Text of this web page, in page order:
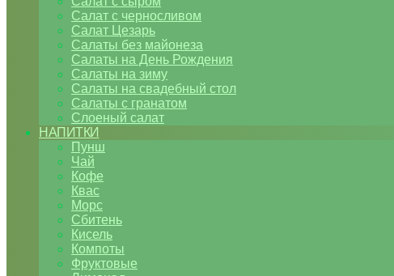
Салат с черносливом
Салат Цезарь
Салаты без майонеза
Салаты на День Рождения
Салаты на зиму
Салаты на свадебный стол
Салаты с гранатом
Слоеный салат
НАПИТКИ
Пунш
Чай
Кофе
Квас
Морс
Сбитень
Кисель
Компоты
Фруктовые